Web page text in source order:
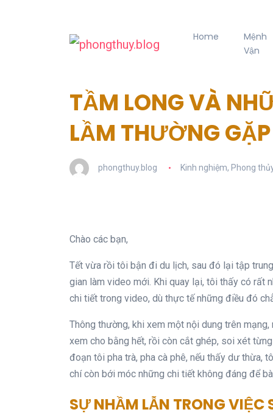
Home
Mệnh
Vận
TẦM LONG VÀ
LẦM THƯỜNG GẶP
phongthuy.blog Kinh nghiệm, Phong
Chào các bạn,
Tết vừa rồi tôi bận đi du lịch, sau đó lại tập
gian làm video mới. Khi quay lại, tôi thấy có rất
chi tiết trong video, dù thực tế những điều đó
Thông thường, khi xem một nội dung trên
xem cho bằng hết, rồi còn cắt ghép, soi xét
đoạn tôi pha trà, pha cà phê, nếu thấy dư thừa,
chí còn bới móc những chi tiết không đáng để
SỰ NHẦM LẪN TRONG VIỆC